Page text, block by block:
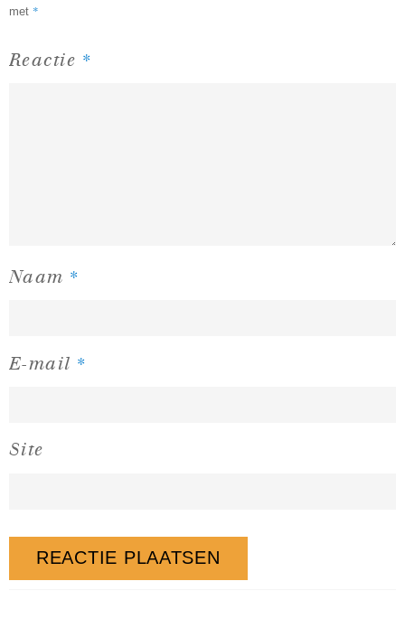
met *
Reactie *
Naam *
E-mail *
Site